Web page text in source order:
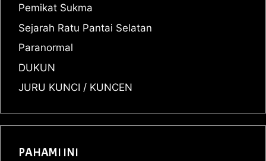
Pemikat Sukma
Sejarah Ratu Pantai Selatan
Paranormal
DUKUN
JURU KUNCI / KUNCEN
PAHAMI INI